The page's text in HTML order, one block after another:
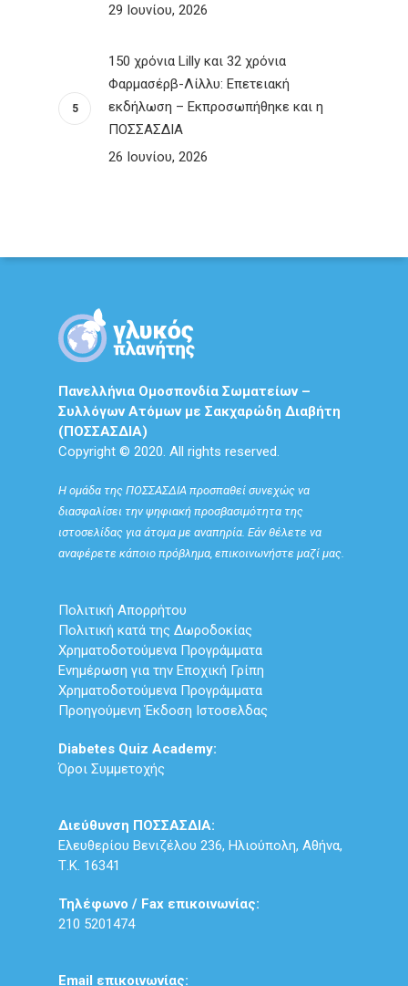
29 Ιουνίου, 2026
150 χρόνια Lilly και 32 χρόνια
Φαρμασέρβ-Λίλλυ: Eπετειακή
εκδήλωση – Εκπροσωπήθηκε και η
ΠΟΣΣΑΣΔΙΑ
26 Ιουνίου, 2026
Πανελλήνια Ομοσπονδία Σωματείων –
Συλλόγων Ατόμων με Σακχαρώδη Διαβήτη
(ΠΟΣΣΑΣΔΙΑ)
Copyright © 2020. All rights reserved.
Η ομάδα της ΠΟΣΣΑΣΔΙΑ προσπαθεί συνεχώς να
διασφαλίσει την ψηφιακή προσβασιμότητα της
ιστοσελίδας για άτομα με αναπηρία. Εάν θέλετε να
αναφέρετε κάποιο πρόβλημα, επικοινωνήστε μαζί μας.
Πολιτική Απορρήτου
Πολιτική κατά της Δωροδοκίας
Χρηματοδοτούμενα Προγράμματα
Ενημέρωση για την Εποχική Γρίπη
Χρηματοδοτούμενα Προγράμματα
Προηγούμενη Έκδοση Ιστοσελδας
Diabetes Quiz Academy:
Όροι Συμμετοχής
Διεύθυνση ΠΟΣΣΑΣΔΙΑ:
Ελευθερίου Βενιζέλου 236, Ηλιούπολη, Αθήνα,
Τ.Κ. 16341
Τηλέφωνο / Fax επικοινωνίας:
210 5201474
Email επικοινωνίας: